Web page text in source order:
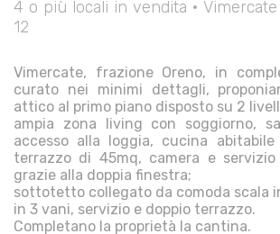
4 o più locali in vendita •
12
Vimercate, frazione Oreno, in
curato nei minimi dettagli,
attico al primo piano disposto su 2
ampia zona living con soggiorno,
accesso alla loggia, cucina
terrazzo di 45mq, camera e
grazie alla doppia finestra;
sottotetto collegato da comoda scala
in 3 vani, servizio e doppio terrazzo.
Completano la proprietà la cantina.